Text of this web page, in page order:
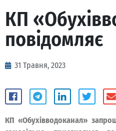
КП
повідомляє
31 Травня, 2023
КП «Обухівводоканал»